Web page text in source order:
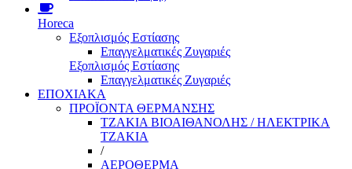
Horeca
Εξοπλισμός Εστίασης
Επαγγελματικές Ζυγαριές
Εξοπλισμός Εστίασης
Επαγγελματικές Ζυγαριές
ΕΠΟΧΙΑΚΑ
ΠΡΟΪΟΝΤΑ ΘΕΡΜΑΝΣΗΣ
ΤΖΑΚΙΑ ΒΙΟΑΙΘΑΝΟΛΗΣ / ΗΛΕΚΤΡΙΚΑ
ΤΖΑΚΙΑ
/
ΑΕΡΟΘΕΡΜΑ